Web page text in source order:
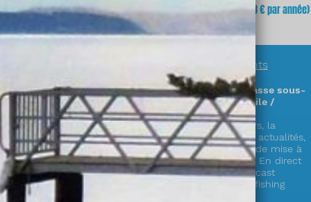
fois(soit3,23 €x 12 mois)
mois(soit 64,68 € par année)
nos abonnements
Des informations exclusives sur la chasse sous-
marine en accès illimité (sur PC / mobile /
tablette) !
Découvrez plus de 300 zones & parcours, la
réglementation complète en France, les actualités,
la faune, la cuisine de la mer, les cales de mise à
l’eau, le showroom matériel, les vidéos « En direct
du littoral », nos émissions radio en podcast
« Mémoire de chasse » et le live « spearfishing
experience » !